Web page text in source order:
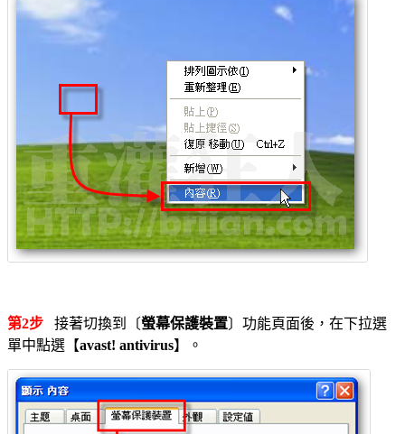
第2步 接著切換到〔螢幕保護裝置〕功能頁面後，在下拉選
單中點選【avast! antivirus】。